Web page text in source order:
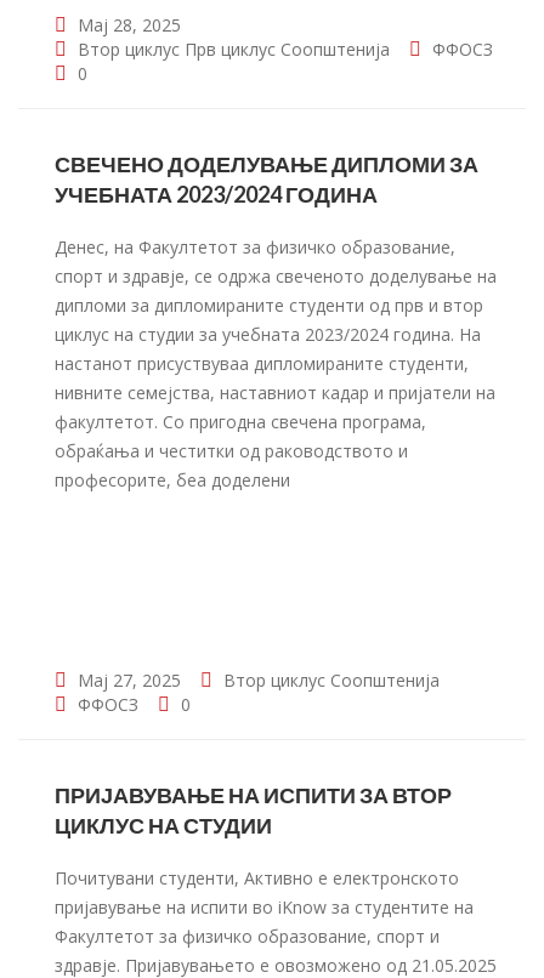
Мај 28, 2025
Втор циклус Прв циклус Соопштенија
ФФОСЗ
0
СВЕЧЕНО ДОДЕЛУВАЊЕ ДИПЛОМИ ЗА
УЧЕБНАТА 2023/2024 ГОДИНА
Денес, на Факултетот за физичко образование,
спорт и здравје, се одржа свеченото доделување на
дипломи за дипломираните студенти од прв и втор
циклус на студии за учебната 2023/2024 година. На
настанот присуствуваа дипломираните студенти,
нивните семејства, наставниот кадар и пријатели на
факултетот. Со пригодна свечена програма,
обраќања и честитки од раководството и
професорите, беа доделени
Мај 27, 2025 Втор циклус Соопштенија
ФФОСЗ
0
ПРИЈАВУВАЊЕ НА ИСПИТИ ЗА ВТОР
ЦИКЛУС НА СТУДИИ
Почитувани студенти, Активно е електронското
пријавување на испити во iKnow за студентите на
Факултетот за физичко образование, спорт и
здравје. Пријавувањето е овозможено од 21.05.2025